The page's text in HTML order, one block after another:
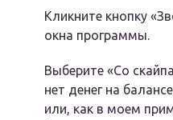
Кликните кнопку
окна программы.
Выберите «Со
нет денег на
или, как в моем